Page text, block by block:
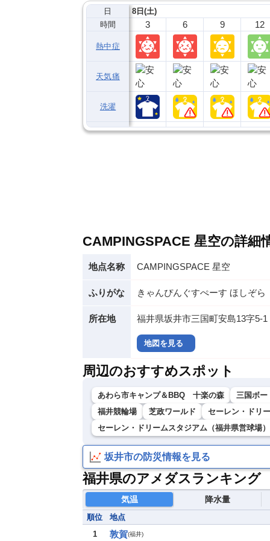
日
時間
熱中症
天気痛
洗濯
8日(土)
3 6 9 12
CAMPINGSPACE 星空の詳細
地点名称 CAMPINGSPACE 星空
ふりがな きゃんぴんぐすぺーす ほしぞら
所在地 福井県坂井市三国町安島13字5-1
地図を見る
周辺のおすすめスポット
あわら市キャンプ＆BBQ 十楽の森
三国ボー
福井競輪場
芝政ワールド
セーレン・ドリ
セーレン・ドリームスタジアム（福井県営球場）
坂井市の防災情報を見る
福井県のアメダスランキング
気温 降水量
順位
地点
1
敦賀(福井)